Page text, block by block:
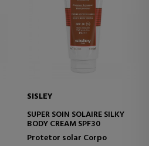
SISLEY
SUPER SOIN SOLAIRE SILKY
BODY CREAM SPF30
Protetor solar Corpo